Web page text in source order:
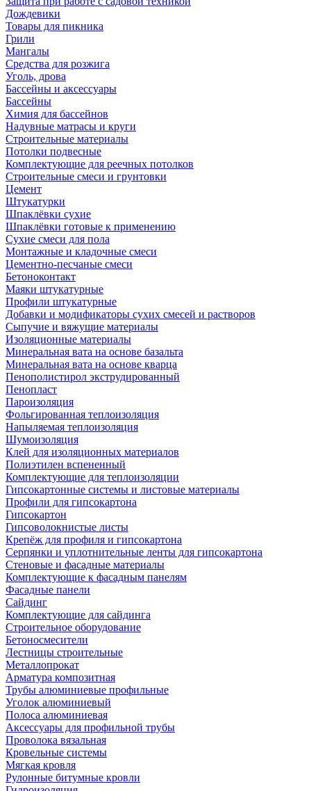
Дождевики
Товары для пикника
Грили
Мангалы
Средства для розжига
Уголь, дрова
Бассейны и аксессуары
Бассейны
Химия для бассейнов
Надувные матрасы и круги
Строительные материалы
Потолки подвесные
Комплектующие для реечных потолков
Строительные смеси и грунтовки
Цемент
Штукатурки
Шпаклёвки сухие
Шпаклёвки готовые к применению
Сухие смеси для пола
Монтажные и кладочные смеси
Цементно-песчаные смеси
Бетоноконтакт
Маяки штукатурные
Профили штукатурные
Добавки и модификаторы сухих смесей и растворов
Сыпучие и вяжущие материалы
Изоляционные материалы
Минеральная вата на основе базальта
Минеральная вата на основе кварца
Пенополистирол экструдированный
Пенопласт
Пароизоляция
Фольгированная теплоизоляция
Напыляемая теплоизоляция
Шумоизоляция
Клей для изоляционных материалов
Полиэтилен вспененный
Комплектующие для теплоизоляции
Гипсокартонные системы и листовые материалы
Профили для гипсокартона
Гипсокартон
Гипсоволокнистые листы
Крепёж для профиля и гипсокартона
Серпянки и уплотнительные ленты для гипсокартона
Стеновые и фасадные материалы
Комплектующие к фасадным панелям
Фасадные панели
Сайдинг
Комплектующие для сайдинга
Строительное оборудование
Бетоносмесители
Лестницы строительные
Металлопрокат
Арматура композитная
Трубы алюминиевые профильные
Уголок алюминиевый
Полоса алюминиевая
Аксессуары для профильной трубы
Проволока вязальная
Кровельные системы
Мягкая кровля
Рулонные битумные кровли